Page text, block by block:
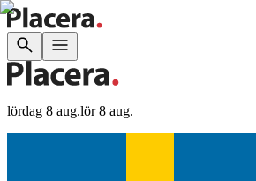
lördag 8 aug.lör 8 aug.